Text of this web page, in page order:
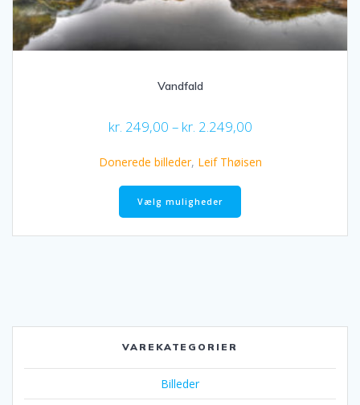
Vandfald
kr. 249,00 – kr. 2.249,00Prisinterval:
til
Donerede billeder, Leif Thøisen
Vælg muligheder
Dette
har
flere
VAREKATEGORIER
Billeder